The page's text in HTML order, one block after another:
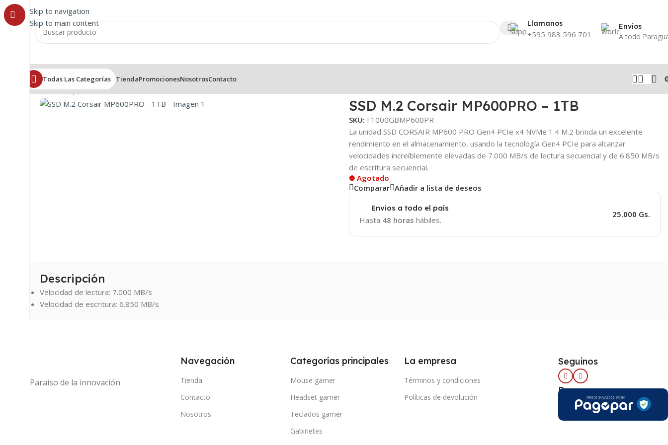
Skip to navigation
Skip to main content
Llamanos
+595 983 596 701
Envíos
A todo
Todas Las Categorías TiendaPromocionesNosotrosContacto
Inicio/Componentes/SSD
Click to enlarge
SSD M.2 Corsair MP600PRO – 1TB
SKU: F1000GBMP600PR
La unidad SSD CORSAIR MP600 PRO Gen4 PCIe x4 NVMe 1.4 M.2 brinda un excelente
rendimiento en el almacenamiento, usando la tecnología Gen4 PCIe para alcanzar
velocidades increíblemente elevadas de 7.000 MB/s de lectura secuencial y de 6.850 MB/s
de escritura secuencial.
⛔ Agotado
Comparar Añadir a lista de deseos
Envios a todo el país
Hasta 48 horas hábiles.
25.000 Gs.
Descripción
Velocidad de lectura: 7.000 MB/s
Velocidad de escritura: 6.850 MB/s
Paraíso de la innovación
Navegación
Tienda
Contacto
Nosotros
Categorías principales
Mouse gamer
Headset gamer
Teclados gamer
Gabinetes
La empresa
Términos y condiciones
Políticas de devolución
Seguinos
Pago seguro